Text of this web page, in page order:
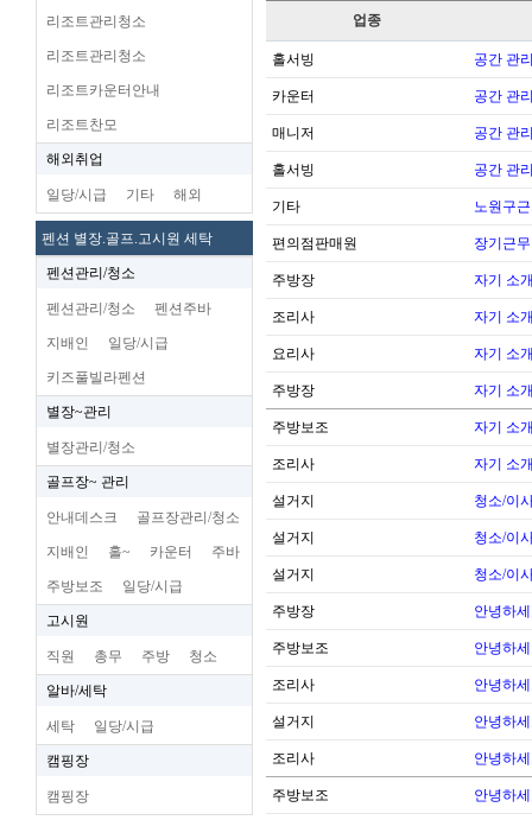
리조트관리청소
리조트관리청소
리조트카운터안내
리조트찬모
해외취업
일당/시급 기타 해외
펜션 별장.골프.고시원 세탁
펜션관리/청소
펜션관리/청소 펜션주바
지배인 일당/시급
키즈풀빌라펜션
별장~관리
별장관리/청소
골프장~ 관리
안내데스크 골프장관리/청소
지배인 홀~ 카운터 주바
주방보조 일당/시급
고시원
직원 총무 주방 청소
알바/세탁
세탁 일당/시급
캠핑장
캠핑장
업종
홀서빙 공간 관
카운터 공간 관
매니저 공간 관
홀서빙 공간 관
기타 노원구
편의점판매원 장기근
주방장 자기 소
조리사 자기 소
요리사 자기 소
주방장 자기 소
주방보조 자기 소
조리사 자기 소
설거지 청소/이
설거지 청소/이
설거지 청소/이
주방장 안녕하
주방보조 안녕하
조리사 안녕하
설거지 안녕하
조리사 안녕하
주방보조 안녕하